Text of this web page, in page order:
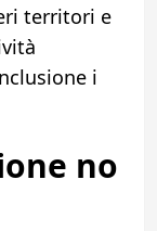
territori e
i
no